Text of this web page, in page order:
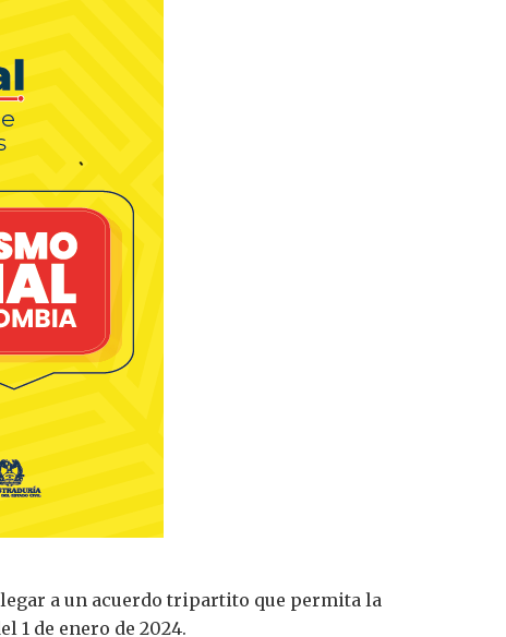
a un acuerdo tripartito que permita la
de enero de 2024.